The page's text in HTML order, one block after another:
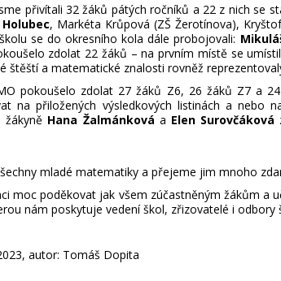
přivítali 32 žáků pátých ročníků a 22 z nich se
Holubec, Markéta Krůpová (ZŠ Žerotínova),
se do okresního kola dále probojovali:
zdolat 22 žáků – na prvním místě se
štěští a matematické znalosti rovněž
pokoušelo zdolat 27 žáků Z6, 26 žáků Z7 a
na přiložených výsledkových listinách a nebo
žákyně Hana Žalmánková a Elen Surovčáková
mladé matematiky a přejeme jim mnoho
moc poděkovat jak všem zúčastněným žákům
nám poskytuje vedení škol, zřizovatelé i
autor: Tomáš Dopita